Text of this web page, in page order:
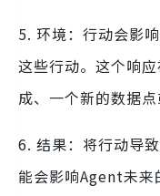
5. 环境：行动会影
这些行动。这个响
成、一个新的数据点
6. 结果：将行动导
能会影响Agent未